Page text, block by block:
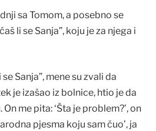
sa Tomom, a posebno se
li se Sanja”, koju je za njega i
Sanja”, mene su zvali da
je izašao iz bolnice, htio je da
me pita: ‘Šta je problem?’, on
pjesma koju sam čuo’, ja